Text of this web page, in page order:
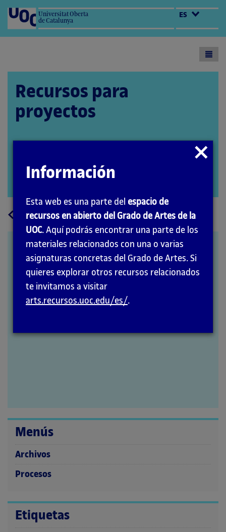
Universitat Oberta
de Catalunya
ES
Recursos para
proyectos
Coordinador: Quelic Berga Carreras
Volvera
la
página
principal
Mi bibliografía digital, de
Lucía Egaña
Menús
Archivos
Procesos
Etiquetas
Cerrar
modal
Información
Esta web es una parte del espacio de
recursos en abierto del Grado de Artes de la
UOC. Aquí podrás encontrar una parte de los
materiales relacionados con una o varias
asignaturas concretas del Grado de Artes. Si
quieres explorar otros recursos relacionados
te invitamos a visitar
arts.recursos.uoc.edu/es/.